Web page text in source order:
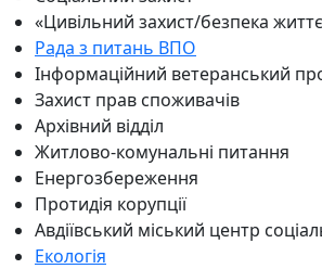
«Цивільний захист/безпека
Рада з питань ВПО
Інформаційний ветеранський
Захист прав споживачів
Архівний відділ
Житлово-комунальні питання
Енергозбереження
Протидія корупції
Авдіївський міський центр
Екологія